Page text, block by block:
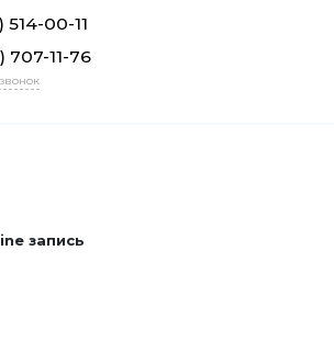
514-00-11
707-11-76
запись